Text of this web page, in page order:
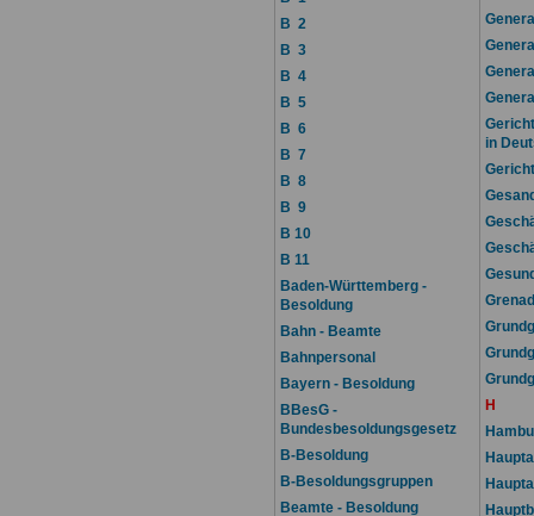
B 2
B 3
B 4
B 5
B 6
B 7
B 8
B 9
B 10
B 11
Baden-Württemberg -
Besoldung
Bahn - Beamte
Bahnpersonal
Bayern - Besoldung
BBesG -
Bundesbesoldungsgesetz
B-Besoldung
B-Besoldungsgruppen
Beamte - Besoldung
in
H